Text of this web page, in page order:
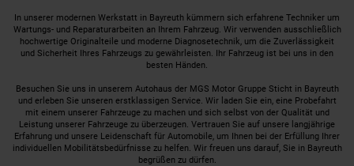
In unserer modernen Werkstatt in Bayreuth kümmern sich erfahrene Techniker um
Wartungs- und Reparaturarbeiten an Ihrem Fahrzeug. Wir verwenden ausschließlich
hochwertige Originalteile und moderne Diagnosetechnik, um die Zuverlässigkeit
und Sicherheit Ihres Fahrzeugs zu gewährleisten. Ihr Fahrzeug ist bei uns in den
besten Händen.
Besuchen Sie uns in unserem Autohaus der MGS Motor Gruppe Sticht in Bayreuth
und erleben Sie unseren erstklassigen Service. Wir laden Sie ein, eine Probefahrt
mit einem unserer Fahrzeuge zu machen und sich selbst von der Qualität und
Leistung unserer Fahrzeuge zu überzeugen. Vertrauen Sie auf unsere langjährige
Erfahrung und unsere Leidenschaft für Automobile, um Ihnen bei der Erfüllung Ihrer
individuellen Mobilitätsbedürfnisse zu helfen. Wir freuen uns darauf, Sie in Bayreuth
begrüßen zu dürfen.